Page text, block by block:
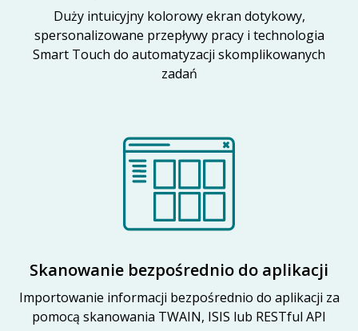
Duży intuicyjny kolorowy ekran dotykowy,
spersonalizowane przepływy pracy i technologia
Smart Touch do automatyzacji skomplikowanych
zadań
Skanowanie bezpośrednio do aplikacji
Importowanie informacji bezpośrednio do aplikacji za
pomocą skanowania TWAIN, ISIS lub RESTful API